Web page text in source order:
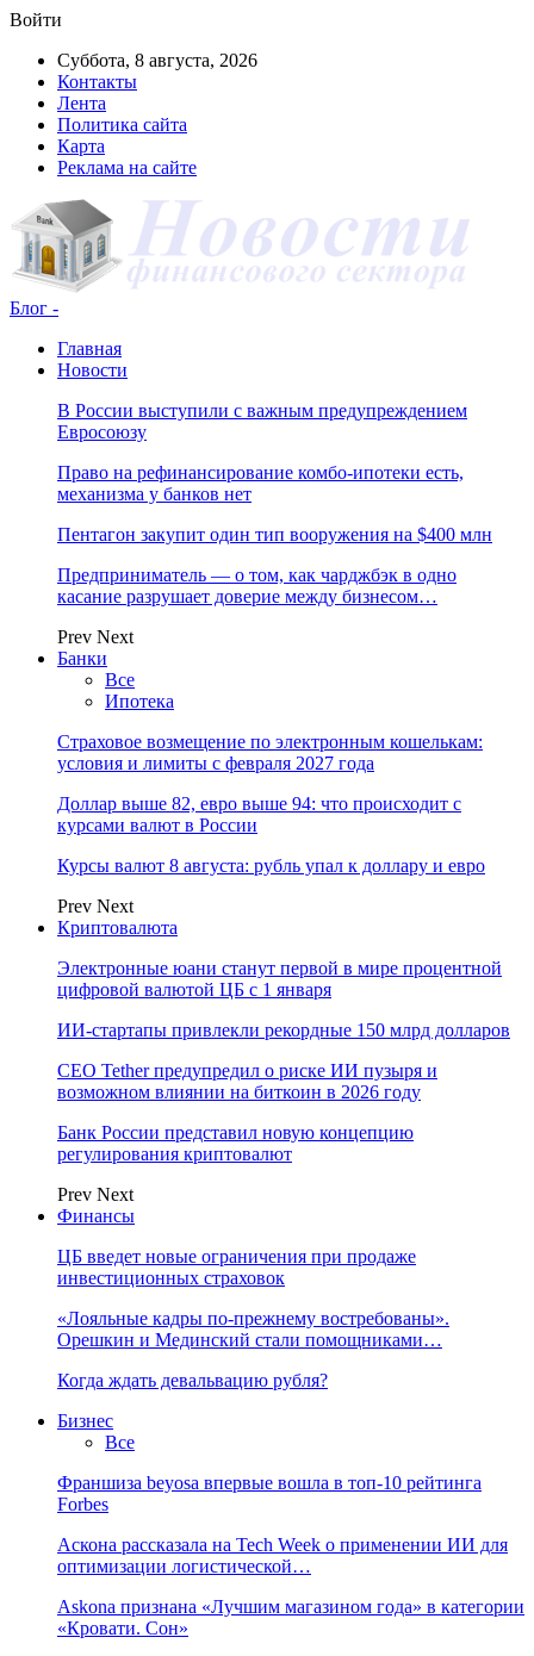
Войти
Суббота, 8 августа, 2026
Контакты
Лента
Политика сайта
Карта
Реклама на сайте
Блог -
Главная
Новости
В России выступили с важным предупреждением
Евросоюзу
Право на рефинансирование комбо-ипотеки есть,
механизма у банков нет
Пентагон закупит один тип вооружения на $400 млн
Предприниматель — о том, как чарджбэк в одно
касание разрушает доверие между бизнесом…
Prev Next
Банки
Все
Ипотека
Страховое возмещение по электронным кошелькам:
условия и лимиты с февраля 2027 года
Доллар выше 82, евро выше 94: что происходит с
курсами валют в России
Курсы валют 8 августа: рубль упал к доллару и евро
Prev Next
Криптовалюта
Электронные юани станут первой в мире процентной
цифровой валютой ЦБ с 1 января
ИИ-стартапы привлекли рекордные 150 млрд долларов
CEO Tether предупредил о риске ИИ пузыря и
возможном влиянии на биткоин в 2026 году
Банк России представил новую концепцию
регулирования криптовалют
Prev Next
Финансы
ЦБ введет новые ограничения при продаже
инвестиционных страховок
«Лояльные кадры по-прежнему востребованы».
Орешкин и Мединский стали помощниками…
Когда ждать девальвацию рубля?
Бизнес
Все
Франшиза beyosa впервые вошла в топ-10 рейтинга
Forbes
Аскона рассказала на Tech Week о применении ИИ для
оптимизации логистической…
Askona признана «Лучшим магазином года» в категории
«Кровати. Сон»